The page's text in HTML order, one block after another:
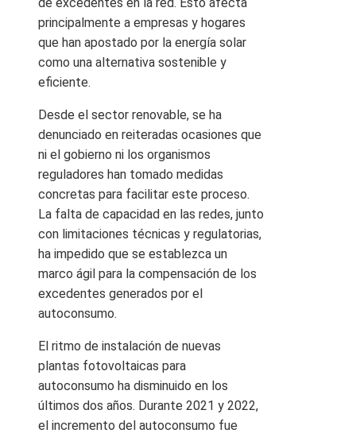
de excedentes en la red. Esto afecta
principalmente a empresas y hogares
que han apostado por la energía solar
como una alternativa sostenible y
eficiente.
Desde el sector renovable, se ha
denunciado en reiteradas ocasiones que
ni el gobierno ni los organismos
reguladores han tomado medidas
concretas para facilitar este proceso.
La falta de capacidad en las redes, junto
con limitaciones técnicas y regulatorias,
ha impedido que se establezca un
marco ágil para la compensación de los
excedentes generados por el
autoconsumo.
El ritmo de instalación de nuevas
plantas fotovoltaicas para
autoconsumo ha disminuido en los
últimos dos años. Durante 2021 y 2022,
el incremento del autoconsumo fue